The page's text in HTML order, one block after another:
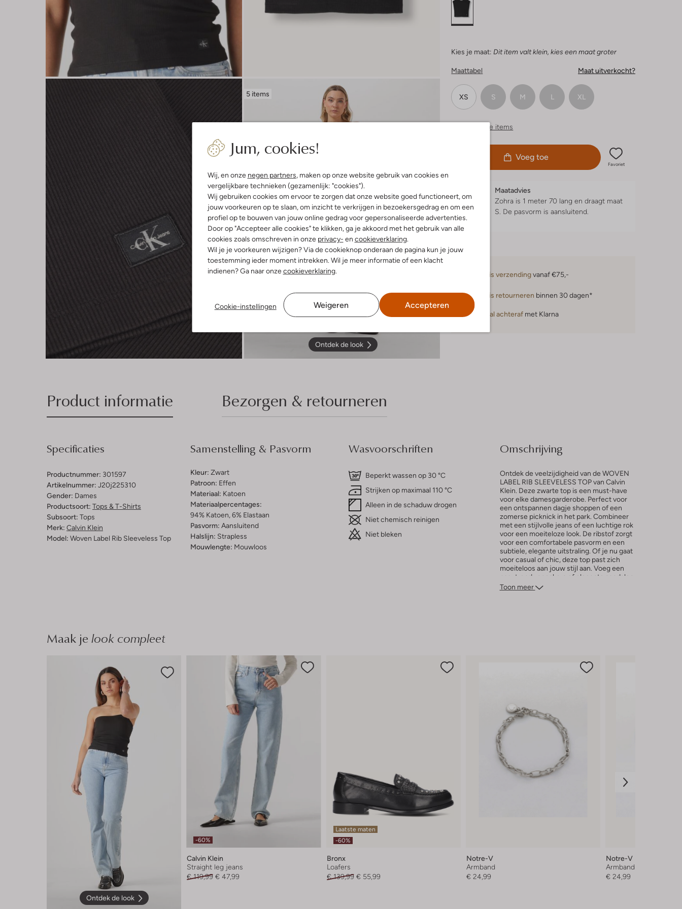
Jum, cookies!
Wij, en onze negen partners, maken op onze website gebruik van cookies en
vergelijkbare technieken (gezamenlijk: "cookies").
Wij gebruiken cookies om ervoor te zorgen dat onze website goed functioneert, om
jouw voorkeuren op te slaan, om inzicht te verkrijgen in bezoekersgedrag en om een
profiel op te bouwen van jouw online gedrag voor gepersonaliseerde advertenties.
Door op "Accepteer alle cookies" te klikken, ga je akkoord met het gebruik van alle
cookies zoals omschreven in onze privacy- en cookieverklaring.
Wil je je voorkeuren wijzigen? Via de cookieknop onderaan de pagina kun je jouw
toestemming ieder moment intrekken. Wil je meer informatie of een klacht
indienen? Ga naar onzecookieverklaring.
Cookie-instellingen Weigeren Accepteren
5 items
Ontdek de look
Kies je maat: Dit item valt klein, kies een maat groter
Maattabel Maat uitverkocht?
XS S M L XL
Vergelijkbare items
Voeg toe
Favoriet
Maatadvies
Zohra is 1 meter 70 lang en draagt maat
S. De pasvorm isaansluitend.
Gratis verzendingvanaf €75,-
Gratis retourneren binnen 30 dagen*
Betaal achteraf met Klarna
Product informatie Bezorgen & retourneren
Specificaties
Productnummer: 301597
Artikelnummer: J20j225310
Gender: Dames
Productsoort: Tops & T-Shirts
Subsoort: Tops
Merk: Calvin Klein
Model: Woven Label Rib Sleeveless Top
Samenstelling & Pasvorm
Kleur: Zwart
Patroon: Effen
Materiaal: Katoen
Materiaalpercentages:
94% Katoen, 6% Elastaan
Pasvorm: Aansluitend
Halslijn: Strapless
Mouwlengte: Mouwloos
Wasvoorschriften
Beperkt wassen op 30 °C
Strijken op maximaal 110 °C
Alleen in de schaduw drogen
Niet chemisch reinigen
Niet bleken
Omschrijving
Ontdek de veelzijdigheid van de WOVEN
LABEL RIB SLEEVELESS TOP van Calvin
Klein. Deze zwarte top is een must-have
voor elke damesgarderobe. Perfect voor
een ontspannen dagje shoppen of een
zomerse picknick in het park. Combineer
met een stijlvolle jeans of een luchtige rok
voor een moeiteloze look. De ribstof zorgt
voor een comfortabele pasvorm en een
subtiele, elegante uitstraling. Of je nu gaat
voor casual of chic, deze top past zich
moeiteloos aan jouw stijl aan. Voeg een
paar trendy sneakers of elegante sandalen
toe en je bent klaar om te stralen.
Toon meer
Maak je look compleet
Ontdek de look
-60%
Calvin Klein
Straight leg jeans
€ 119,99 € 47,99
Laatste maten
-60%
Bronx
Loafers
€ 139,99 € 55,99
Notre-V
Armband
€ 24,99
Notre-V
Armband
€ 24,99